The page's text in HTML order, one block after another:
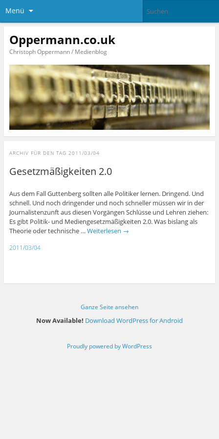
Menü
Oppermann.co.uk
Christoph Oppermann / Medienblog
ARCHIV FÜR DEN TAG 2011/03/04
Gesetzmäßigkeiten 2.0
Aus dem Fall Guttenberg sollten alle Politiker lernen. Dringend. Und
schnell. Und noch dringender und noch schneller müssen wir in der
Journalistenzunft aus diesen Vorgängen Schlüsse und Lehren ziehen:
Es gibt Politik- und Mediengesetzmäßigkeiten 2.0. Was bislang als
Theorie oder technische … Weiterlesen →
2011/03/04
Ganze Seite ansehen
Now Available! Download WordPress for Android
Proudly powered by WordPress